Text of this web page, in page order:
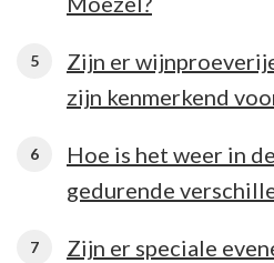
Zijn er
zijn kenmerkend
Hoe is het weer in
gedurende
Zijn er speciale